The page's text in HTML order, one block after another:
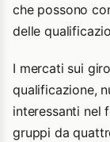
che possono
delle
I mercati sui
qualificazione,
interessanti nel
gruppi da